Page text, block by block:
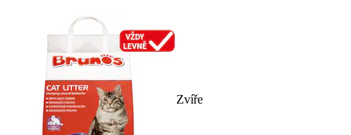
Zvíře